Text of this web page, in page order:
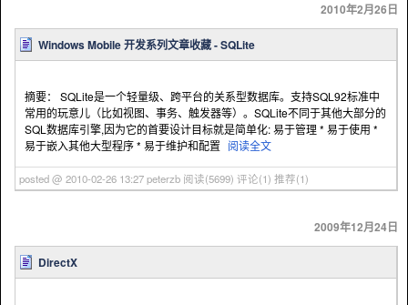
2010年2月26日
Windows Mobile 开发系列文章收藏 - SQLite
摘要： SQLite是一个轻量级、跨平台的关系型数据库。支持SQL92标准中
常用的玩意儿（比如视图、事务、触发器等）。SQLite不同于其他大部分的
SQL数据库引擎,因为它的首要设计目标就是简单化: 易于管理 * 易于使用 *
易于嵌入其他大型程序 * 易于维护和配置 阅读全文
posted @ 2010-02-26 13:27 peterzb 阅读(5699) 评论(1) 推荐(1)
2009年12月24日
DirectX